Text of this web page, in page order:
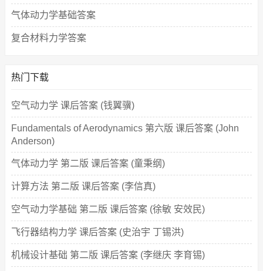
气体动力学基础答案
复合材料力学答案
热门下载
空气动力学 课后答案 (钱翼骥)
Fundamentals of Aerodynamics 第六版 课后答案 (John
Anderson)
气体动力学 第二版 课后答案 (童秉纲)
计算方法 第二版 课后答案 (李信真)
空气动力学基础 第二版 课后答案 (徐敏 安效民)
飞行器结构力学 课后答案 (史治宇 丁锡洪)
机械设计基础 第二版 课后答案 (李继庆 李育锡)